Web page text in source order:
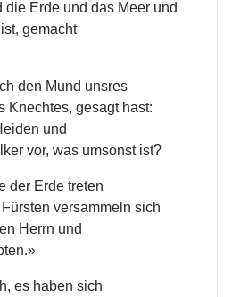
Erde und das Meer und
gemacht
den Mund unsres
Knechtes, gesagt hast:
und
vor, was umsonst ist?
der Erde treten
versammeln sich
Herrn und
es haben sich